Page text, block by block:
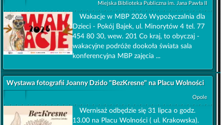
Miejska Biblioteka Publiczna im. Jana Pawła II
Wakacje w MBP 2026 Wypożyczalnia dla
Dzieci - Pokój Bajek, ul. Minorytów 4 tel. 77
454 80 30, wew. 201 Co kraj, to obyczaj -
wakacyjne podróże dookoła świata sala
konferencyjna MBP zajęcia ...
Wystawa fotografii Joanny Dzido "BezKresne" na Placu Wolności
Opole
Wernisaż odbędzie się 31 lipca o godz.
13.00 na Placu Wolności ( ul. Krakowska).